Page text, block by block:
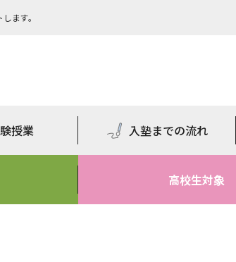
ます。
授業 入塾までの流れ
高校生対象